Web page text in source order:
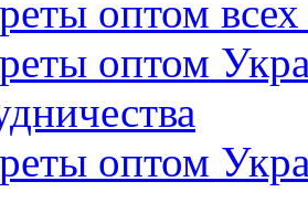
оптом
оптом
оптом